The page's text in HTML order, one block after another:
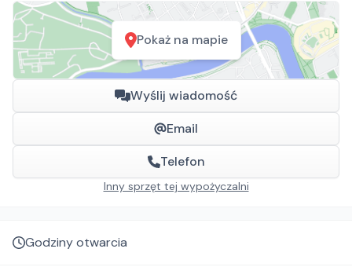
Pokaż na mapie
Wyślij wiadomość
Email
Telefon
Inny sprzęt tej wypożyczalni
Godziny otwarcia